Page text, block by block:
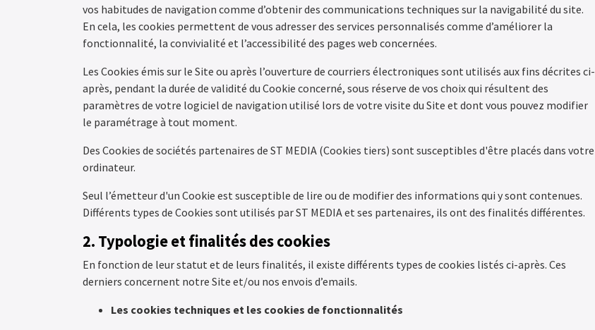
vos habitudes de navigation comme d’obtenir des communications techniques sur la navigabilité du site.
En cela, les cookies permettent de vous adresser des services personnalisés comme d’améliorer la
fonctionnalité, la convivialité et l’accessibilité des pages web concernées.
Les Cookies émis sur le Site ou après l’ouverture de courriers électroniques sont utilisés aux fins décrites ci-
après, pendant la durée de validité du Cookie concerné, sous réserve de vos choix qui résultent des
paramètres de votre logiciel de navigation utilisé lors de votre visite du Site et dont vous pouvez modifier
le paramétrage à tout moment.
Des Cookies de sociétés partenaires de ST MEDIA (Cookies tiers) sont susceptibles d'être placés dans votre
ordinateur.
Seul l’émetteur d'un Cookie est susceptible de lire ou de modifier des informations qui y sont contenues.
Différents types de Cookies sont utilisés par ST MEDIA et ses partenaires, ils ont des finalités différentes.
2. Typologie et finalités des cookies
En fonction de leur statut et de leurs finalités, il existe différents types de cookies listés ci-après. Ces
derniers concernent notre Site et/ou nos envois d’emails.
Les cookies techniques et les cookies de fonctionnalités